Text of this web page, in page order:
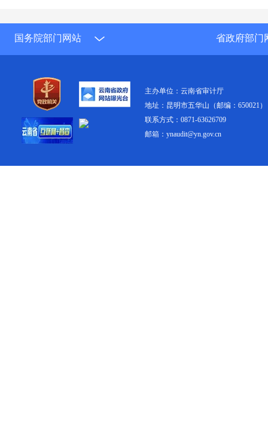
国务院部门网站 省政府部门
主办单位：云南省审计厅
地址：昆明市五华山（邮编：650021）
联系方式：0871-63626709
邮箱：ynaudit@yn.gov.cn